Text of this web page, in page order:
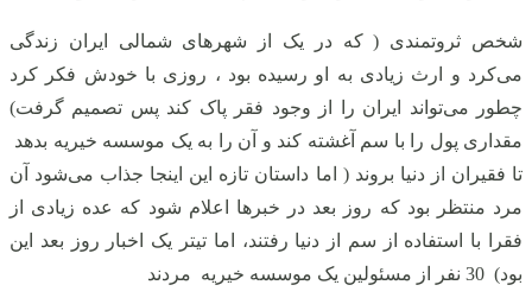
شخص ثروتمندی ( که در یک از شهرهای شمالی ایران زندگی
می‌کرد و ارث زیادی به او رسیده بود ، روزی با خودش فکر کرد
چطور می‌تواند ایران را از وجود فقر پاک کند پس تصمیم گرفت)
مقداری پول را با سم آغشته کند و آن را به یک موسسه خیریه بدهد
تا فقیران از دنیا بروند ( اما داستان تازه این اینجا جذاب می‌شود آن
مرد منتظر بود که روز بعد در خبرها اعلام شود که عده زیادی از
فقرا با استفاده از سم از دنیا رفتند، اما تیتر یک اخبار روز بعد این
بود) 30 نفر از مسئولین یک موسسه خیریه مردند